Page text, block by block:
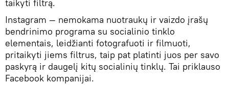
taikyti filtrą.
Instagram — nemokama nuotraukų ir vaizdo įrašų
bendrinimo programa su socialinio tinklo
elementais, leidžianti fotografuoti ir filmuoti,
pritaikyti jiems filtrus, taip pat platinti juos per savo
paskyrą ir daugelį kitų socialinių tinklų. Tai priklauso
Facebook kompanijai.